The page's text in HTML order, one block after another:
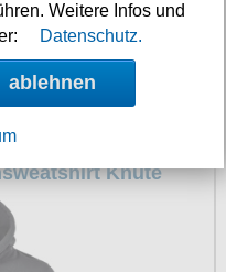
Knute
Weitere Infos und
Datenschutz.
ablehnen